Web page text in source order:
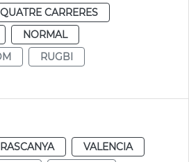
QUATRE CARRERES
NORMAL
RUGBI
RASCANYA
VALENCIA